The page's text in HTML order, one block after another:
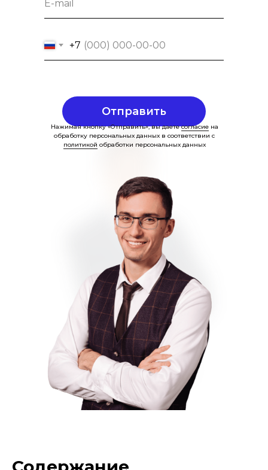
+7
Отправить
Нажимая кнопку «Отправить», вы даетесогласиена
обработку персональных данных в соответствии с
политикой обработки персональных данных